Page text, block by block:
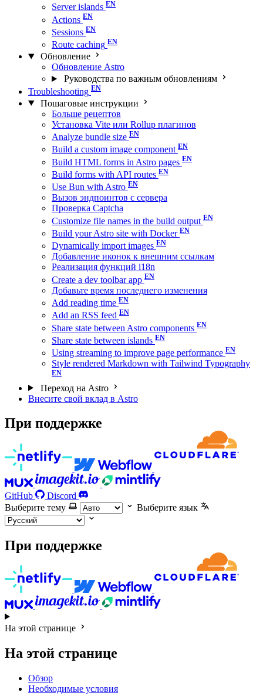
Server islands
Actions
Sessions
Route caching
Обновление
Обновление Astro
Руководства по важным обновлениям
Troubleshooting
Пошаговые инструкции
Больше рецептов
Установка Vite или Rollup плагинов
Analyze bundle size
Build a custom image component
Build HTML forms in Astro pages
Build forms with API routes
Use Bun with Astro
Вызов эндпоинтов с сервера
Проверка Captcha
Customize file names in the build output
Build your Astro site with Docker
Dynamically import images
Добавление иконок к внешним ссылкам
Реализация функций i18n
Create a dev toolbar app
Добавьте время последнего изменения
Add reading time
Add an RSS feed
Share state between Astro components
Share state between islands
Using streaming to improve page performance
Style rendered Markdown with Tailwind Typography
Переход на Astro
Внесите свой вклад в Astro
При поддержке
GitHub
Discord
Выберите тему
Выберите язык
При поддержке
На этой странице
На этой странице
Обзор
Необходимые условия